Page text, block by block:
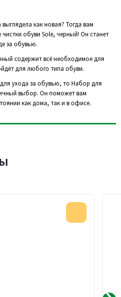
как новая? Тогда вам
обуви Sole, черный! Он станет
за обувью.
содержит всё необходимое для
для любого типа обуви.
ухода за обувью, то Набор для
выбор. Он поможет вам
как дома, так и в офисе.